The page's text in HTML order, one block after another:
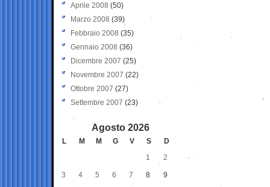
Aprile 2008 (50)
Marzo 2008 (39)
Febbraio 2008 (35)
Gennaio 2008 (36)
Dicembre 2007 (25)
Novembre 2007 (22)
Ottobre 2007 (27)
Settembre 2007 (23)
Agosto 2026
L M M G V S
D
1
2
3 4 5 6 7 8 9